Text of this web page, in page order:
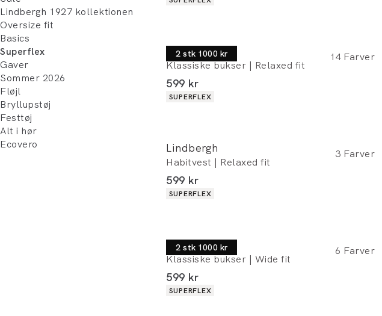
Lindbergh 1927 kollektionen
Oversize fit
Basics
Superflex
Gaver
Sommer 2026
Fløjl
Bryllupstøj
Festtøj
Alt i hør
Ecovero
2 stk 1000 kr
Lindbergh
Klassiske bukser | Relaxed fit
14 Farver
I alt (inkl. rabat)
599 kr
Produkt egenskaber
SUPERFLEX
Lindbergh
Habitvest | Relaxed fit
3 Farver
I alt (inkl. rabat)
599 kr
Produkt egenskaber
SUPERFLEX
2 stk 1000 kr
Lindbergh
Klassiske bukser | Wide fit
6 Farver
I alt (inkl. rabat)
599 kr
Produkt egenskaber
SUPERFLEX